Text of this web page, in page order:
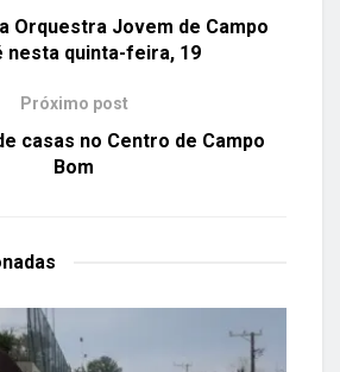
Orquestra Jovem de Campo
nesta quinta-feira, 19
Próximo post
casas no Centro de Campo
Bom